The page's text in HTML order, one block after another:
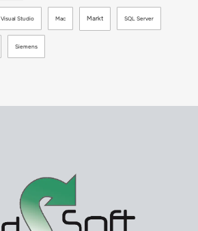
Visual Studio Mac Markt SQL Server
Siemens